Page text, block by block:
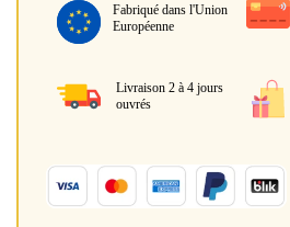
Fabriqué dans l'Union
Européenne
Livraison 2 à 4 jours
ouvrés